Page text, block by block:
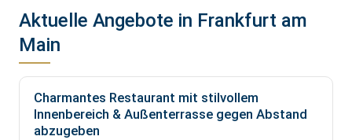
Aktuelle Angebote in Frankfurt am
Main
Charmantes Restaurant mit stilvollem
Innenbereich & Außenterrasse gegen Abstand
abzugeben